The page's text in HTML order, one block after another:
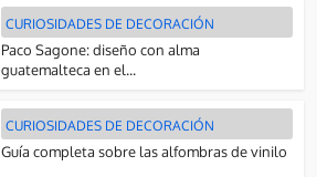
CURIOSIDADES DE DECORACIÓN
Paco Sagone: diseño con alma
guatemalteca en el...
CURIOSIDADES DE DECORACIÓN
Guía completa sobre las alfombras de vinilo